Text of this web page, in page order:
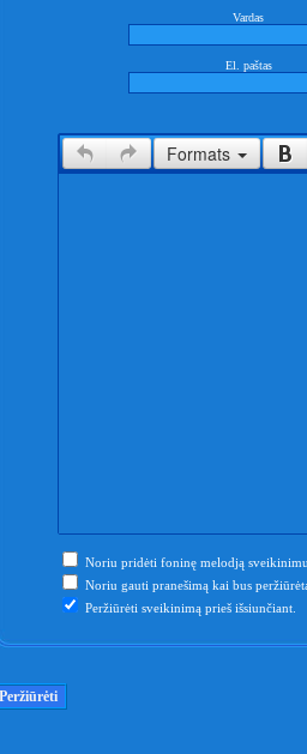
Vardas
El. paštas
Formats
Noriu pridėti foninę melodją
Noriu gauti pranešimą kai bus
Peržiūrėti sveikinimą prieš išsiunčiant.